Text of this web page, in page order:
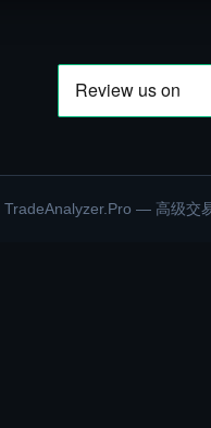
TradeAnalyzer.Pro — 高级交